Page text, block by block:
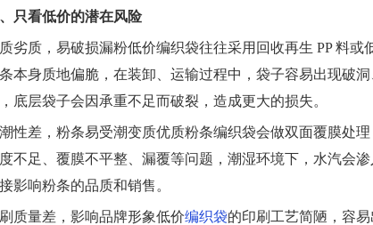
只看低价的潜在风险
劣质，易破损漏粉低价编织袋往往采用回收再生 PP 料或
本身质地偏脆，在装卸、运输过程中，袋子容易出现破
底层袋子会因承重不足而破裂，造成更大的损失。
性差，粉条易受潮变质优质粉条编织袋会做双面覆膜处
不足、覆膜不平整、漏覆等问题，潮湿环境下，水汽会
影响粉条的品质和销售。
质量差，影响品牌形象低价编织袋的印刷工艺简陋，容